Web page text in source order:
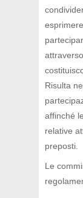
Risulta
affinché
relative
preposti.
Le